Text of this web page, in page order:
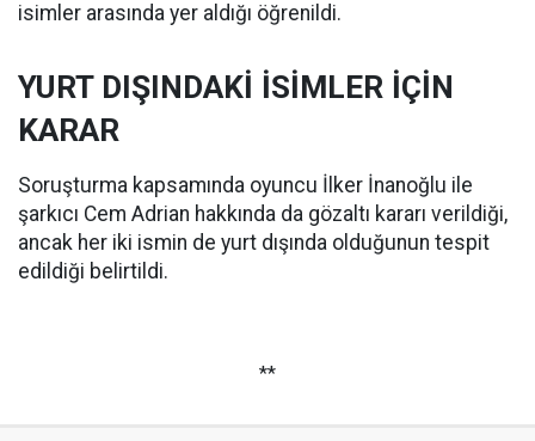
isimler arasında yer aldığı öğrenildi.
YURT DIŞINDAKİ İSİMLER İÇİN
KARAR
Soruşturma kapsamında oyuncu İlker İnanoğlu ile
şarkıcı Cem Adrian hakkında da gözaltı kararı verildiği,
ancak her iki ismin de yurt dışında olduğunun tespit
edildiği belirtildi.
**